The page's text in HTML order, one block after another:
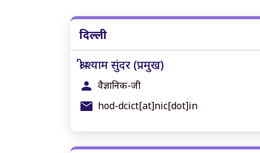
दिल्ली
श्री श्याम सुंदर (प्रमुख)
वैज्ञानिक-जी
hod-dcict[at]nic[dot]in